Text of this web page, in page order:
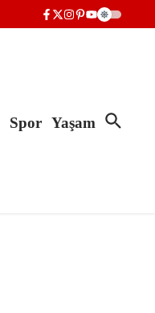
Spor Yaşam